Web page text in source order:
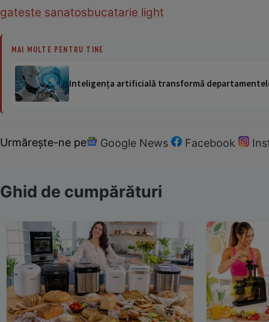
gateste sanatosbucatarie light
MAI MULTE PENTRU TINE
Inteligența artificială transformă
Urmărește-ne pe Google News Facebook
Ghid de cumpărături